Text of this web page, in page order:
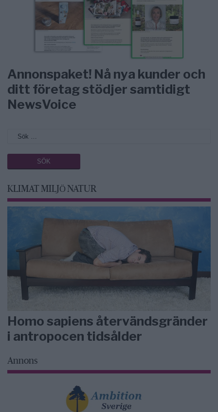
Annonspaket! Nå nya kunder och
ditt företag stödjer samtidigt
NewsVoice
KLIMAT MILJÖ NATUR
Homo sapiens återvändsgränder
i antropocen tidsålder
Annons